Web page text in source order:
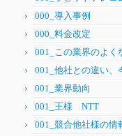
000_導入事例
000_料金改定
001_この業界のよく
001_他社との違い、
001_業界動向
001_王様 NTT
001_競合他社様の情